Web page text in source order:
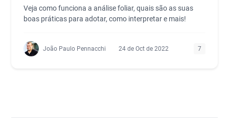
Veja como funciona a análise foliar, quais são as suas
boas práticas para adotar, como interpretar e mais!
João Paulo Pennacchi 24 de Oct de 2022 7